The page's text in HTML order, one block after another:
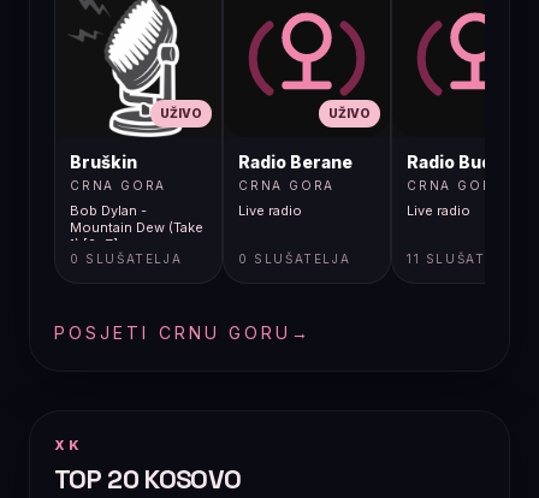
UŽIVO
Bruškin
CRNA GORA
Bob Dylan -
Mountain Dew (Take
1) [2sZ]
0 SLUŠATELJA
UŽIVO
Radio Berane
CRNA GORA
Live radio
0 SLUŠATELJA
Radio Budva
CRNA GORA
Live radio
11 SLUŠATELJA
POSJETI CRNU GORU →
XK
TOP 20 KOSOVO